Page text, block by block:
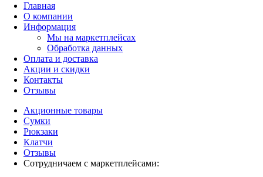
Главная
О компании
Информация
Мы на маркетплейсах
Обработка данных
Оплата и доставка
Акции и скидки
Контакты
Отзывы
Акционные товары
Сумки
Рюкзаки
Клатчи
Отзывы
Сотрудничаем с маркетплейсами: